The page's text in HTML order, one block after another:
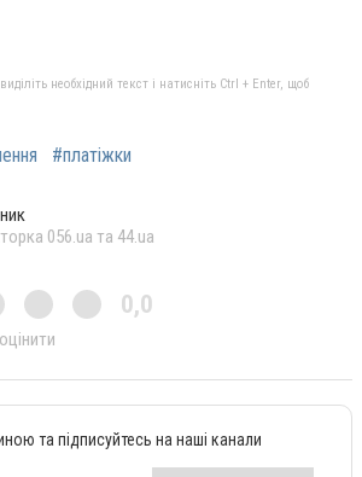
необхідний текст і натисніть Ctrl + Enter, щоб
#платіжки
056.ua та 44.ua
0,0
та підписуйтесь на наші канали